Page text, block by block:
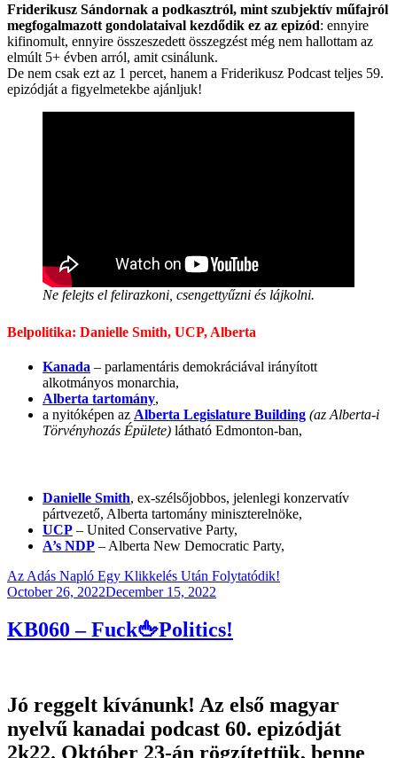
Friderikusz Sándornak a podkasztról, mint szubjektív műfajról
megfogalmazott gondolataival kezdődik ez az epizód: ennyire
kifinomult, ennyire összeszedett összegzést még nem hallottam az
elmúlt 5+ évben arról, amit csinálunk.
De nem csak ezt az 1 percet, hanem a Friderikusz Podcast teljes 59.
epizódját a figyelmetekbe ajánljuk!
Ne felejts el felirazkoni, csengettyűzni és lájkolni.
Belpolitika: Danielle Smith, UCP, Alberta
Kanada – parlamentáris demokráciával irányított
alkotmányos monarchia,
Alberta tartomány,
a nyitóképen az Alberta Legislature Building (az Alberta-i
Törvényhozás Épülete) látható Edmonton-ban,
Danielle Smith, ex-szélsőjobbos, jelenlegi konzervatív
pártvezető, Alberta tartomány miniszterelnöke,
UCP – United Conservative Party,
A’s NDP – Alberta New Democratic Party,
Az Adás Napló Egy Klikkelés Után Folytatódik!
Posted
October 26, 2022December 15, 2022
KB060 – Fuck🖕Politics!
Jó reggelt kívánunk! Az első magyar
nyelvű kanadai podcast 60. epizódját
2k22. Október 23-án rögzítettük, benne